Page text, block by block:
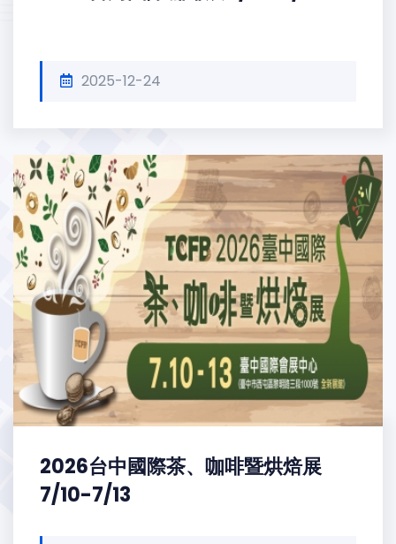
2025-12-24
2026台中國際茶、咖啡暨烘焙展
7/10-7/13